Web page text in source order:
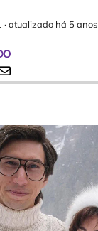
·atualizado há 5 anos